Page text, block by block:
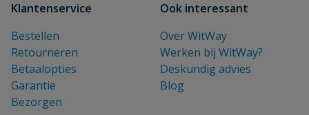
Klantenservice
Bestellen
Retourneren
Betaalopties
Garantie
Bezorgen
Ook interessant
Over WitWay
Werken bij WitWay?
Deskundig advies
Blog